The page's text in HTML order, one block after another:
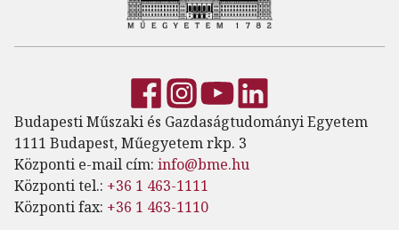
Budapesti Műszaki és Gazdaságtudományi Egyetem
1111 Budapest, Műegyetem rkp. 3
Központi e-mail cím: info@bme.hu
Központi tel.: +36 1 463-1111
Központi fax: +36 1 463-1110